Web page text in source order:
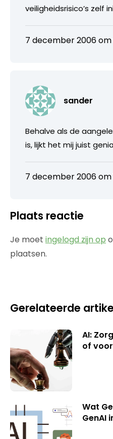
veiligheidsrisico’s zelf
7 december 2006 om
sander
Behalve als de
is, lijkt het mij juist
7 december 2006 om
Plaats reactie
Je moet ingelogd zijn op
plaatsen.
Gerelateerde
AI:
of
Wat
GenAI